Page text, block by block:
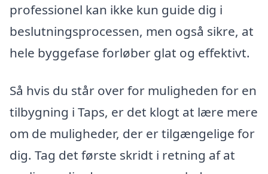
professionel kan ikke kun guide dig i
beslutningsprocessen, men også sikre, at
hele byggefase forløber glat og effektivt.
Så hvis du står over for muligheden for en
tilbygning i Taps, er det klogt at lære mere
om de muligheder, der er tilgængelige for
dig. Tag det første skridt i retning af at